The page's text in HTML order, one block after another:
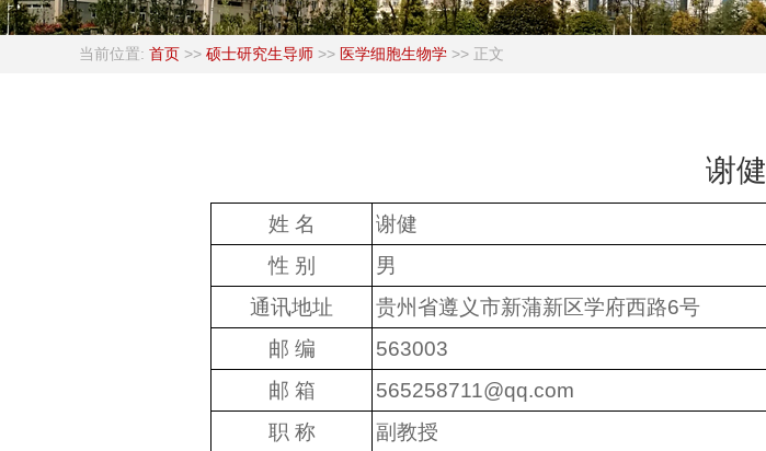
当前位置: 首页 >> 硕士研究生导师 >> 医学细胞生物学 >> 正文
谢健
姓 名
谢健
性 别
男
通讯地址
贵州省遵义市新蒲新区学府西路6号
邮 编
563003
邮 箱
565258711@qq.com
职 称
副教授